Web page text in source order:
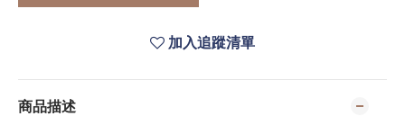
加入追蹤清單
商品描述